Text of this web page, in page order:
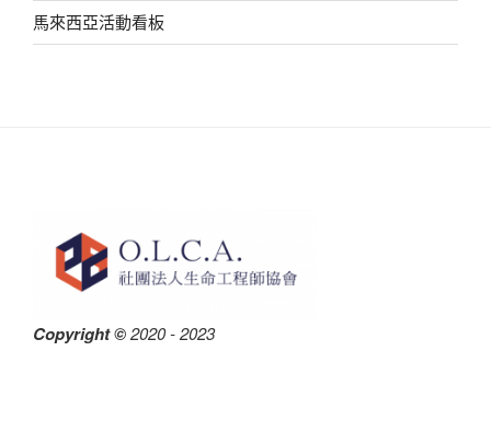
馬來西亞活動看板
Copyright ©2020 - 2023